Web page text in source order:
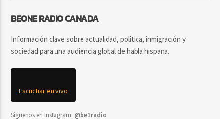
BEONE RADIO CANADA
Información clave sobre actualidad, política, inmigración y
sociedad para una audiencia global de habla hispana.
Escuchar en vivo
Síguenos en Instagram: @be1radio